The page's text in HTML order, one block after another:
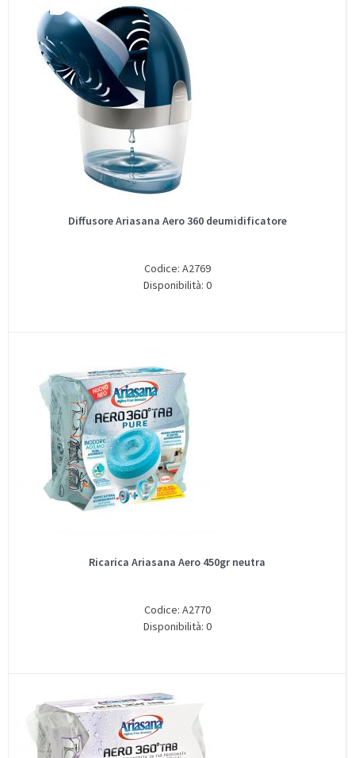
Diffusore Ariasana Aero 360 deumidificatore
Codice: A2769
Disponibilità: 0
Ricarica Ariasana Aero 450gr neutra
Codice: A2770
Disponibilità: 0